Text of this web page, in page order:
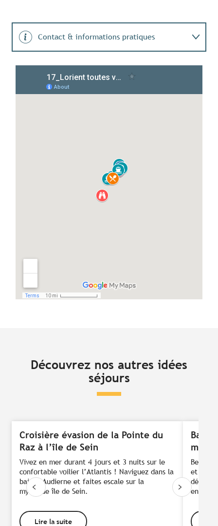
Contact & informations pratiques
Engagement durable
Découvrez nos autres idées
séjours
Croisière évasion de la Pointe du
Raz à l’île de Sein
Vivez en mer durant 4 jours et 3 nuits sur le
confortable voilier l’Atlantis ! Naviguez dans la
baie d’Audierne et faites escale sur la
mythique île de Sein.
Lire la suite
Besoin
et alliez
en